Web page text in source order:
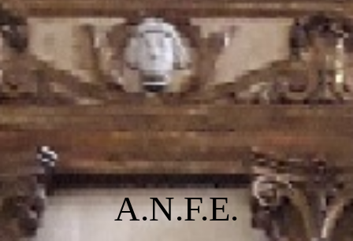
A.N.F.E.